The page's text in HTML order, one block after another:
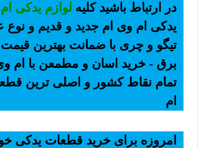
در ارتباط باشید کلیه لوازم یدکی
یدکی ام وی ام جدید و قدیم و
تیگو و چری با ضمانت بهترین قیمت
برق - خرید اسان و مطمعن با ام
تمام نقاط کشور و اصلی ترین
ام
امروزه برای خرید قطعات یدکی